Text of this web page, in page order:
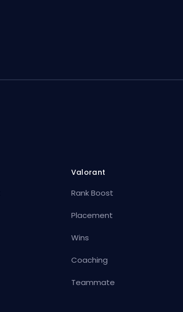
Valorant
Rank Boost
Placement
Wins
Coaching
Teammate